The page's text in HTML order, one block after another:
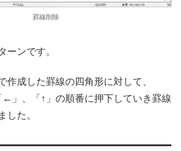
罫線削除
ーンです。
作成した罫線の四角形に対して、
←」、「↑」の順番に押下していき罫線
した。